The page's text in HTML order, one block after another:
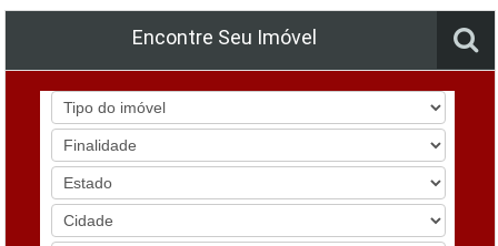
Encontre Seu Imóvel